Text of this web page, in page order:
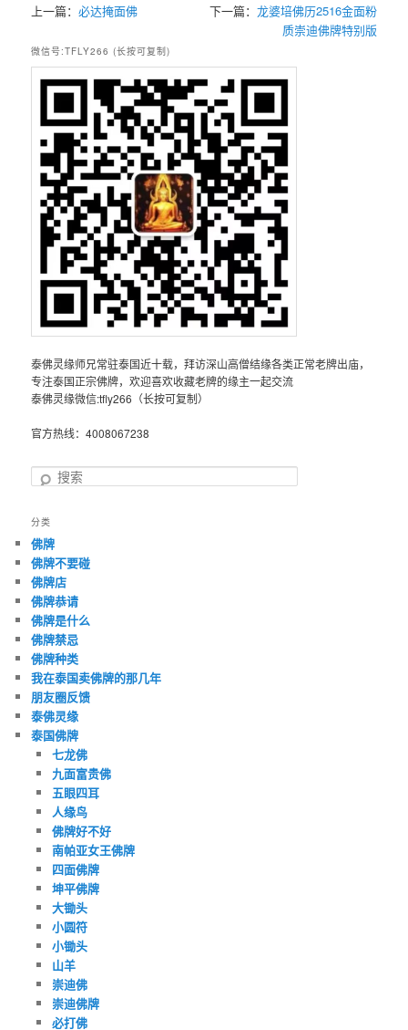
上一篇：必达掩面佛 下一篇： 龙婆培佛历2516金面粉
质崇迪佛牌特别版
微信号:TFLY266 (长按可复制)
泰佛灵缘师兄常驻泰国近十载，拜访深山高僧结缘各类正常老牌出庙，
专注泰国正宗佛牌，欢迎喜欢收藏老牌的缘主一起交流
泰佛灵缘微信:tfly266（长按可复制）
官方热线：4008067238
搜
分类
佛牌
佛牌不要碰
佛牌店
佛牌恭请
佛牌是什么
佛牌禁忌
佛牌种类
我在泰国卖佛牌的那几年
朋友圈反馈
泰佛灵缘
泰国佛牌
七龙佛
九面富贵佛
五眼四耳
人缘鸟
佛牌好不好
南帕亚女王佛牌
四面佛牌
坤平佛牌
大锄头
小圆符
小锄头
山羊
崇迪佛
崇迪佛牌
必打佛